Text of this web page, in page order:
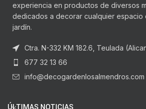
experiencia en productos de diversos
dedicados a decorar cualquier espacio
jardín.
Ctra. N-332 KM 182.6, Teulada
677 32 13 66
info@decogardenlosalmendros.com